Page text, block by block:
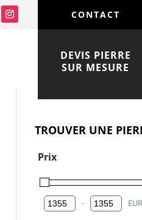
CONTACT
DEVIS PIERRE
SUR MESURE
TROUVER UNE
Prix
Minimum
-
Maximum
EUR